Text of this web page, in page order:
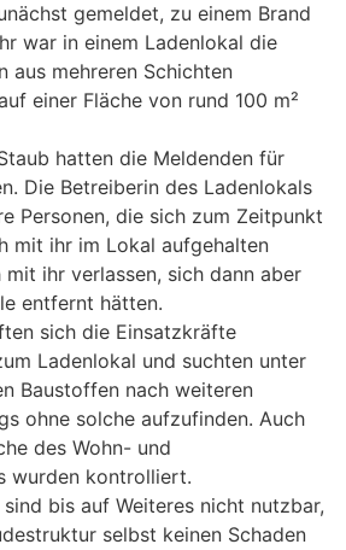
gemeldet, zu einem Brand
war in einem Ladenlokal die
aus mehreren Schichten
einer Fläche von rund 100 m²
hatten die Meldenden für
Die Betreiberin des Ladenlokals
Personen, die sich zum Zeitpunkt
mit ihr im Lokal aufgehalten
mit ihr verlassen, sich dann aber
entfernt hätten.
sich die Einsatzkräfte
Ladenlokal und suchten unter
Baustoffen nach weiteren
ohne solche aufzufinden. Auch
des Wohn- und
wurden kontrolliert.
bis auf Weiteres nicht nutzbar,
selbst keinen Schaden